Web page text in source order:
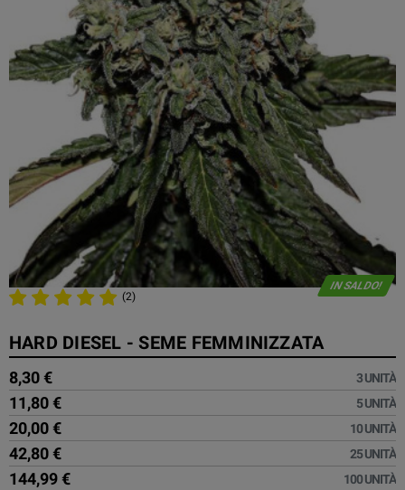
IN SALDO!
(2)
HARD DIESEL - SEME FEMMINIZZATA
8,30 € 3 UNITÀ
11,80 € 5 UNITÀ
20,00 € 10 UNITÀ
42,80 € 25 UNITÀ
144,99 € 100 UNITÀ